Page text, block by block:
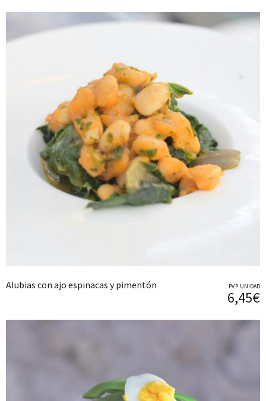
Alubias con ajo espinacas y pimentón P.V.P. UNIDAD
6,45€